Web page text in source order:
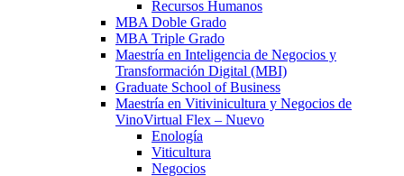
Recursos Humanos
MBA Doble Grado
MBA Triple Grado
Maestría en Inteligencia de Negocios y
Transformación Digital (MBI)
Graduate School of Business
Maestría en Vitivinicultura y Negocios de
VinoVirtual Flex – Nuevo
Enología
Viticultura
Negocios